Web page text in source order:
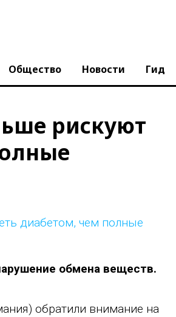
Общество Новости Гид
рискуют
обмена веществ.
обратили внимание на